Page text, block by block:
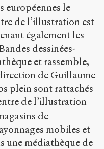
européennes le
de l’illustration est
également les
dessinées-
et rassemble,
de Guillaume
plein sont rattachés
de l’illustration
de
mobiles et
une médiathèque de